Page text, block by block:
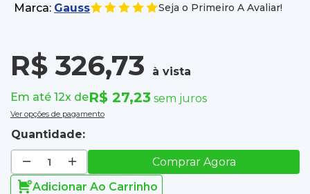
Marca: Gauss Seja o Primeiro A Avaliar!
R$ 326,73
à vista
Em até 12x deR$ 27,23 sem juros
Ver opções de pagamento
Quantidade:
Comprar Agora
Adicionar Ao Carrinho